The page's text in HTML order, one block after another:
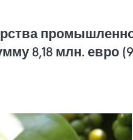
8,18 млн. евро